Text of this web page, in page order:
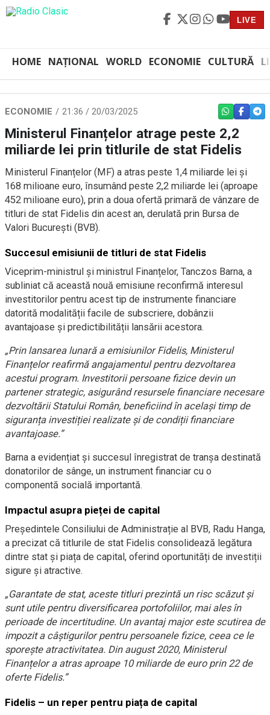
LIVE
HOME NAȚIONAL WORLD ECONOMIE CULTURĂ
ECONOMIE 21:36 / 20/03/2025 WHATSAPP
Ministerul Finanțelor atrage peste 2,2
miliarde lei prin titlurile de stat Fidelis
Ministerul Finanțelor (MF) a atras peste 1,4 miliarde lei și
168 milioane euro, însumând peste 2,2 miliarde lei (aproape
452 milioane euro), prin a doua ofertă primară de vânzare de
titluri de stat Fidelis din acest an, derulată prin Bursa de
Valori București (BVB).
Succesul emisiunii de titluri de stat Fidelis
Viceprim-ministrul și ministrul Finanțelor, Tanczos Barna, a
subliniat că această nouă emisiune reconfirmă interesul
investitorilor pentru acest tip de instrumente financiare
datorită modalității facile de subscriere, dobânzii
avantajoase și predictibilității lansării acestora.
„Prin lansarea lunară a emisiunilor Fidelis, Ministerul
Finanțelor reafirmă angajamentul pentru dezvoltarea
acestui program. Investitorii persoane fizice devin un
partener strategic, asigurând resursele financiare necesare
dezvoltării Statului Român, beneficiind în același timp de
siguranța investiției realizate și de condiții financiare
avantajoase.”
Barna a evidențiat și succesul înregistrat de tranșa destinată
donatorilor de sânge, un instrument financiar cu o
componentă socială importantă.
Impactul asupra pieței de capital
Președintele Consiliului de Administrație al BVB, Radu Hanga,
a precizat că titlurile de stat Fidelis consolidează legătura
dintre stat și piața de capital, oferind oportunități de investiții
sigure și atractive.
„Garantate de stat, aceste titluri prezintă un risc scăzut și
sunt utile pentru diversificarea portofoliilor, mai ales în
perioade de incertitudine. Un avantaj major este scutirea de
impozit a câștigurilor pentru persoanele fizice, ceea ce le
sporește atractivitatea. Din august 2020, Ministerul
Finanțelor a atras aproape 10 miliarde de euro prin 22 de
oferte Fidelis.”
Fidelis – un reper pentru piața de capital